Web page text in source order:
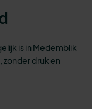
is in Medemblik
zonder druk en